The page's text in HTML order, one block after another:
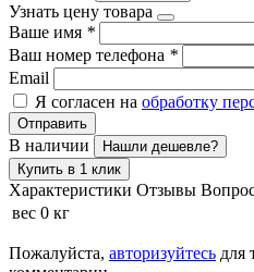
Узнать цену товара
Ваше имя *
Ваш номер телефона *
Email
Я согласен на обработку
Отправить
В наличии
Нашли дешевле?
Купить в 1 клик
Характеристики Отзывы
вес 0 кг
Пожалуйста, авторизуйтесь для